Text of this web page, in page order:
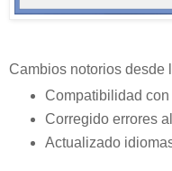
Cambios notorios desde
Compatibilidad
Corregido errores
Actualizado